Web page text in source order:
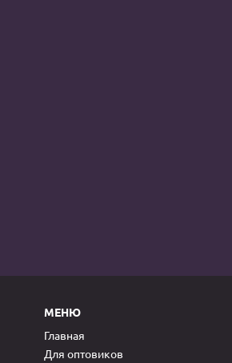
МЕНЮ
Главная
Для оптовиков